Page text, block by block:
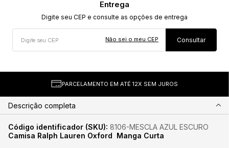
Não sei o meu CEP
PARCELAMENTO EM ATÉ 12X SEM JUROS
Descrição completa
Código identificador (SKU): 8106-MESCLA AZUL ESCURO
Camisa Ralph Lauren Oxford Manga Curta